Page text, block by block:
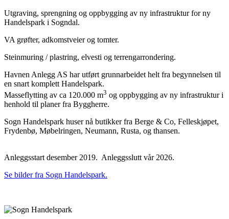
Utgraving, sprengning og oppbygging av ny infrastruktur for ny
Handelspark i Sogndal.
VA grøfter, adkomstveier og tomter.
Steinmuring / plastring, elvesti og terrengarrondering.
Havnen Anlegg AS har utført grunnarbeidet helt fra begynnelsen til
en snart komplett Handelspark.
Masseflytting av ca 120.000 m3 og oppbygging av ny infrastruktur i
henhold til planer fra Byggherre.
Sogn Handelspark huser nå butikker fra Berge & Co, Felleskjøpet,
Frydenbø, Møbelringen, Neumann, Rusta, og thansen.
Anleggsstart desember 2019. Anleggsslutt vår 2026.
Se bilder fra Sogn Handelspark.